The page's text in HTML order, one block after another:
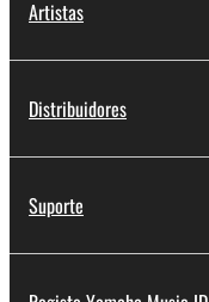
Artistas
Distribuidores
Suporte